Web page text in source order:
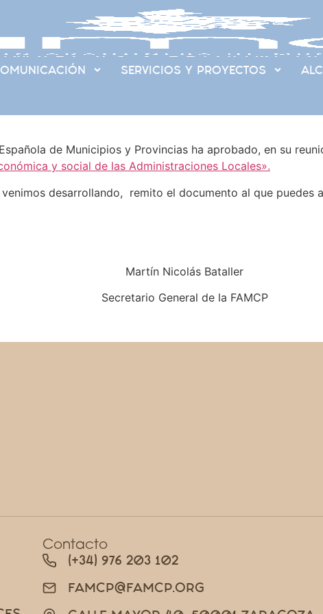
SERVICIOS Y PROYECTOS
de Municipios y Provincias ha aprobado, en su
y social de las Administraciones Locales».
desarrollando, remito el documento al que puedes
Martín Nicolás Bataller
Secretario General de la FAMCP
Contacto
(+34) 976 203 102
FAMCP@FAMCP.ORG